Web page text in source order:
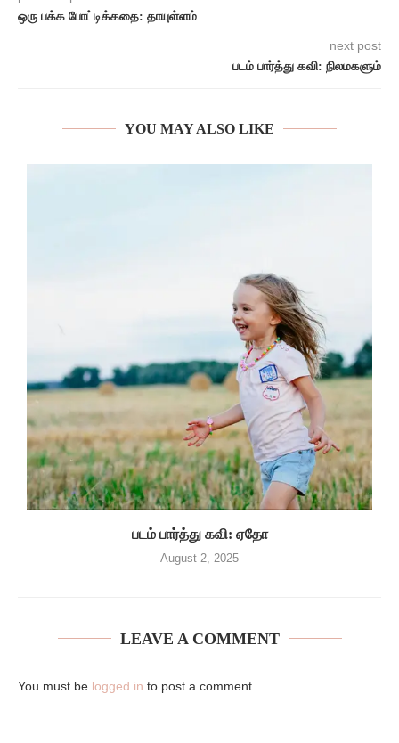
ஒரு பக்க போட்டிக்கதை: தாயுள்ளம்
next post
படம் பார்த்து கவி: நிலமகளும்
YOU MAY ALSO LIKE
படம் பார்த்து கவி: ஏதோ
August 2, 2025
LEAVE A COMMENT
You must be logged in to post a comment.